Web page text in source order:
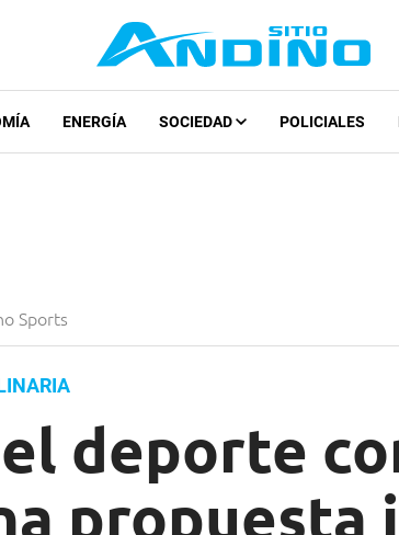
ENERGÍA SOCIEDAD POLICIALES
Sports
deporte
propuesta